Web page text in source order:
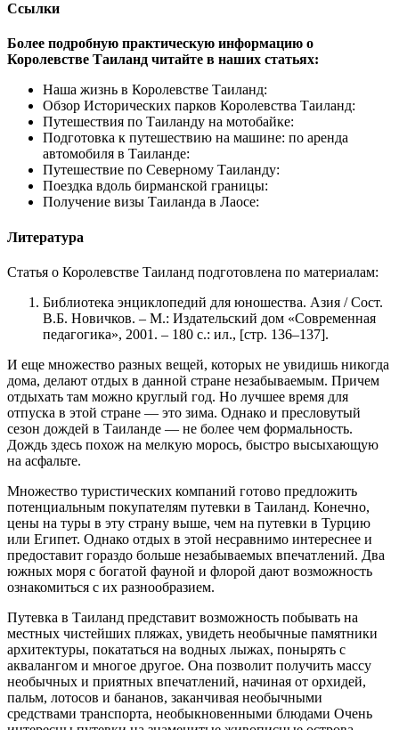
Ссылки
Более подробную практическую информацию о
Королевстве Таиланд читайте в наших статьях:
Наша жизнь в Королевстве Таиланд:
Обзор Исторических парков Королевства Таиланд:
Путешествия по Таиланду на мотобайке:
Подготовка к путешествию на машине: по аренда
автомобиля в Таиланде:
Путешествие по Северному Таиланду:
Поездка вдоль бирманской границы:
Получение визы Таиланда в Лаосе:
Литература
Статья о Королевстве Таиланд подготовлена по материалам:
Библиотека энциклопедий для юношества. Азия / Сост.
В.Б. Новичков. – М.: Издательский дом «Современная
педагогика», 2001. – 180 с.: ил., [стр. 136–137].
И еще множество разных вещей, которых не увидишь никогда
дома, делают отдых в данной стране незабываемым. Причем
отдыхать там можно круглый год. Но лучшее время для
отпуска в этой стране — это зима. Однако и пресловутый
сезон дождей в Таиланде — не более чем формальность.
Дождь здесь похож на мелкую морось, быстро высыхающую
на асфальте.
Множество туристических компаний готово предложить
потенциальным покупателям путевки в Таиланд. Конечно,
цены на туры в эту страну выше, чем на путевки в Турцию
или Египет. Однако отдых в этой несравнимо интереснее и
предоставит гораздо больше незабываемых впечатлений. Два
южных моря с богатой фауной и флорой дают возможность
ознакомиться с их разнообразием.
Путевка в Таиланд представит возможность побывать на
местных чистейших пляжах, увидеть необычные памятники
архитектуры, покататься на водных лыжах, понырять с
аквалангом и многое другое. Она позволит получить массу
необычных и приятных впечатлений, начиная от орхидей,
пальм, лотосов и бананов, заканчивая необычными
средствами транспорта, необыкновенными блюдами Очень